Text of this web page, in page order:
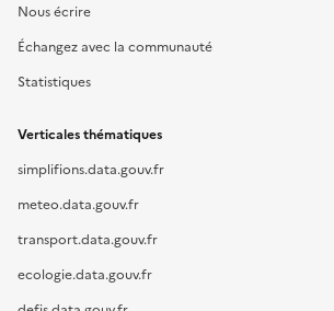
Nous écrire
Échangez avec la communauté
Statistiques
Verticales thématiques
simplifions.data.gouv.fr
meteo.data.gouv.fr
transport.data.gouv.fr
ecologie.data.gouv.fr